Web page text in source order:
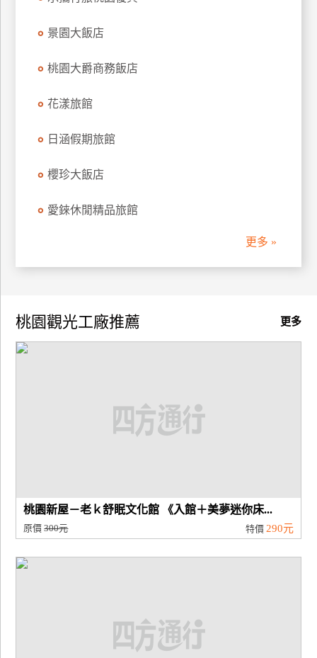
廠
劃
品
景園大飯店
桃園大爵商務飯店
花漾旅館
日涵假期旅館
櫻珍大飯店
愛錸休閒精品旅館
更多 »
更多
桃園觀光工廠推薦
桃園新屋－老ｋ舒眠文化館 《入館＋美夢迷你床...
原價300元 特價 290元